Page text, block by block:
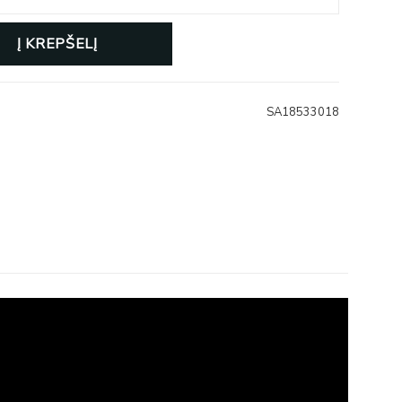
Į KREPŠELĮ
SA18533018